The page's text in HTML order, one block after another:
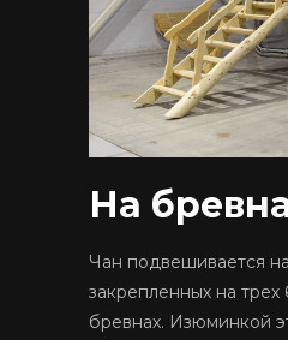
На
Чан подвешивается
закрепленных на трех
бревнах. Изюминкой